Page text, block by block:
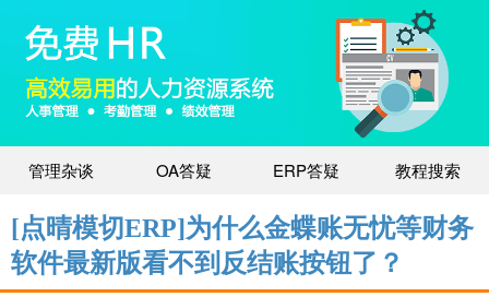
管理杂谈 OA答疑 ERP答疑 教程搜索
[点晴模切ERP]为什么金蝶账无忧等财务
软件最新版看不到反结账按钮了？